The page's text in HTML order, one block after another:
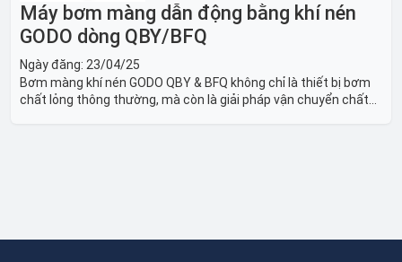
Máy bơm màng dẫn động bằng khí nén
GODO dòng QBY/BFQ
Ngày đăng: 23/04/25
Bơm màng khí nén GODO QBY & BFQ không chỉ là thiết bị bơm
chất lỏng thông thường, mà còn là giải pháp vận chuyển chất